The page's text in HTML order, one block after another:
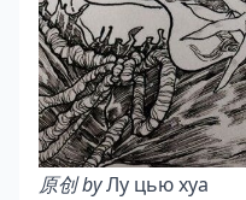
原创 byЛу цью хуа